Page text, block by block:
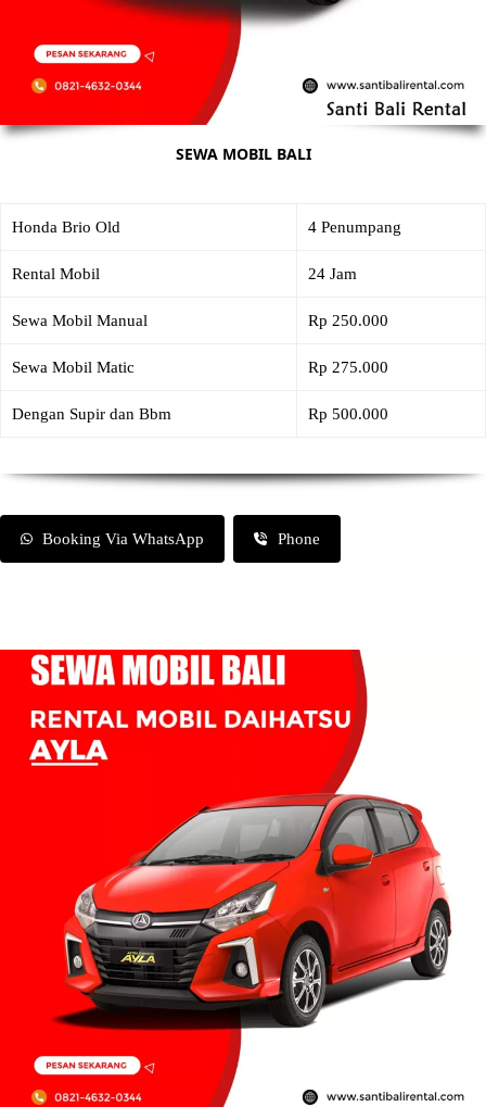
SEWA MOBIL BALI
Honda Brio Old 4 Penumpang
Rental Mobil 24 Jam
Sewa Mobil Manual Rp 250.000
Sewa Mobil Matic Rp 275.000
Dengan Supir dan Bbm Rp 500.000
Booking Via WhatsApp Phone